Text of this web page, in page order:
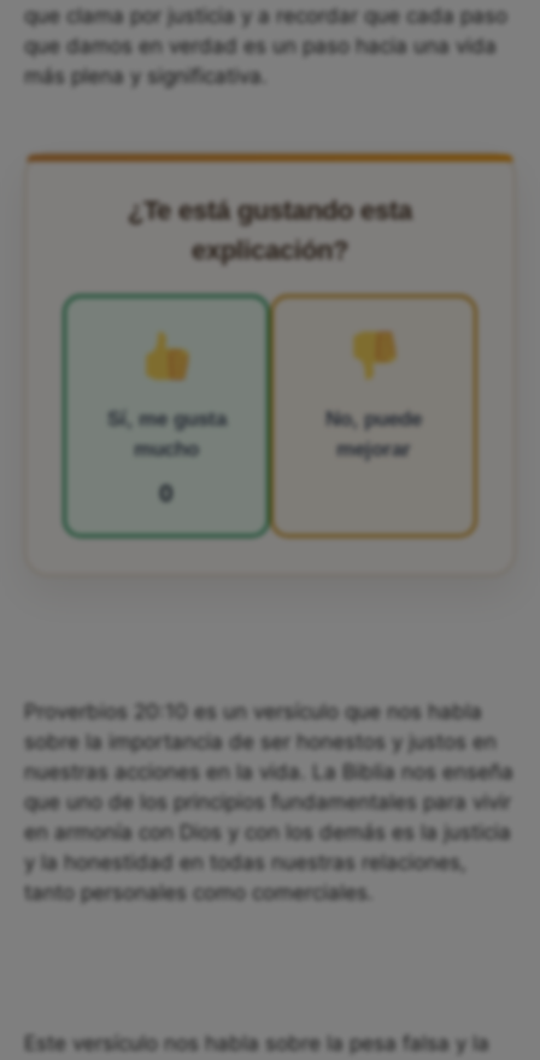
que clama por justicia y a recordar que cada paso
que damos en verdad es un paso hacia una vida
más plena y significativa.
¿Te está gustando esta
explicación?
Sí, me gusta
mucho
0
No, puede
mejorar
Proverbios 20:10 es un versículo que nos habla
sobre la importancia de ser honestos y justos en
nuestras acciones en la vida. La Biblia nos enseña
que uno de los principios fundamentales para vivir
en armonía con Dios y con los demás es la justicia
y la honestidad en todas nuestras relaciones,
tanto personales como comerciales.
Este versículo nos habla sobre la pesa falsa y la